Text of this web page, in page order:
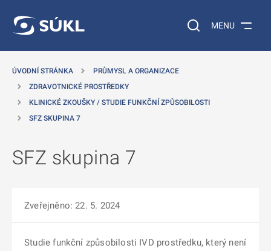
Vyhledávání na
MENU
ÚVODNÍ STRÁNKA
PRŮMYSL A ORGANIZACE
ZDRAVOTNICKÉ PROSTŘEDKY
KLINICKÉ ZKOUŠKY / STUDIE FUNKČNÍ ZPŮSOBILOSTI
SFZ SKUPINA 7
SFZ skupina 7
Zveřejněno: 22. 5. 2024
Studie funkční způsobilosti IVD prostředku, který není